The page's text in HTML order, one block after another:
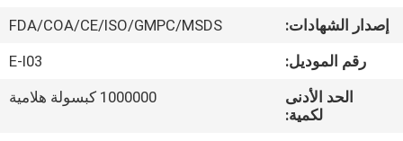
حول
جولة
إصدار الشهادات:
FDA/COA/CE/ISO/GMPC/MSDS
رقم الموديل:
E-I03
الحد الأدنى
لكمية:
1000000 كبسولة هلامية